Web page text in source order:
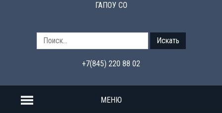
ГАПОУ СО
Искать
+7(845) 220 88 02
МЕНЮ